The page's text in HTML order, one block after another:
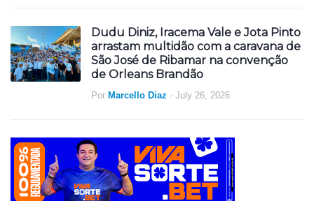
Dudu Diniz, Iracema Vale e Jota Pinto
arrastam multidão com a caravana de
São José de Ribamar na convenção
de Orleans Brandão
Por Marcello Diaz - July 26, 2026